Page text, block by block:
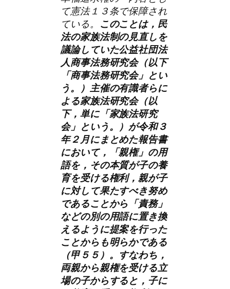
て憲法１３条で保障され
ている。 このことは，民
法の家族法制の見直しを
議論していた公益社団法
人商事法務研究会（以下
「商事法務研究会」とい
う。）主催の有識者らに
よる家族法研究会（以
下，単に「家族法研究
会」という。）が令和３
年２月にまとめた報告書
において，「親権」の用
語を，その本質が子の養
育を受ける権利，親が子
に対して果たすべき努め
であることから「責務」
などの別の用語に置き換
えるように提案を行った
ことからも明らかである
（甲５５）。すなわち，
両親から親権を受ける立
場の子からすると，子に